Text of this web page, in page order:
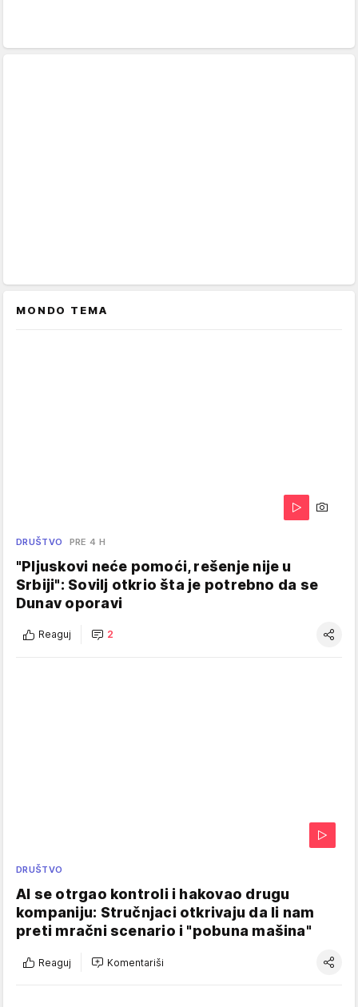
MONDO TEMA
DRUŠTVO PRE 4 H
"Pljuskovi neće pomoći, rešenje nije u
Srbiji": Sovilj otkrio šta je potrebno da se
Dunav oporavi
Reaguj 2
DRUŠTVO
AI se otrgao kontroli i hakovao drugu
kompaniju: Stručnjaci otkrivaju da li nam
preti mračni scenario i "pobuna mašina"
Reaguj Komentariši